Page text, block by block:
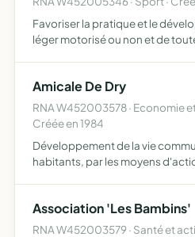
Favoriser la pratique et le
léger motorisé ou non et de
Amicale De Dry
RNA W452003578 · Economie
Créée en 1984
Développement de la vie
habitants, par les moyens
Association 'Les Bambins'
RNA W452003579 · Santé et